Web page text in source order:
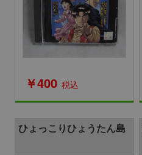
￥400 税込
ひょっこりひょうたん島